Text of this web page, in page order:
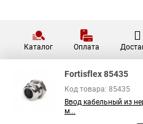
Каталог Оплата
Fortisflex 85435
Код товара: 85435
Ввод кабельный из
м...